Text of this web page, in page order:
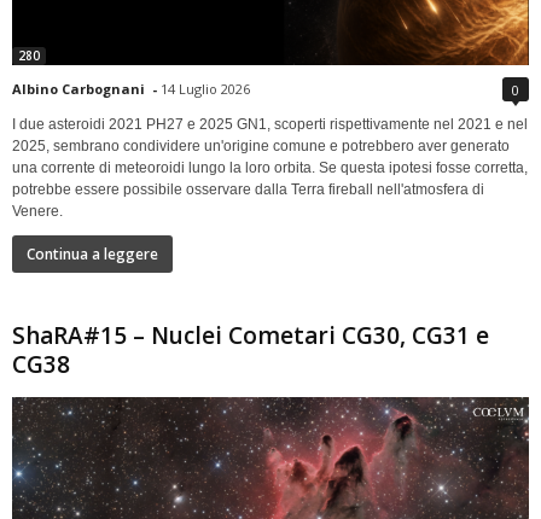
280
Albino Carbognani - 14 Luglio 2026 0
I due asteroidi 2021 PH27 e 2025 GN1, scoperti rispettivamente nel 2021 e nel
2025, sembrano condividere un'origine comune e potrebbero aver generato
una corrente di meteoroidi lungo la loro orbita. Se questa ipotesi fosse corretta,
potrebbe essere possibile osservare dalla Terra fireball nell'atmosfera di
Venere.
Continua a leggere
ShaRA#15 – Nuclei Cometari CG30, CG31 e
CG38